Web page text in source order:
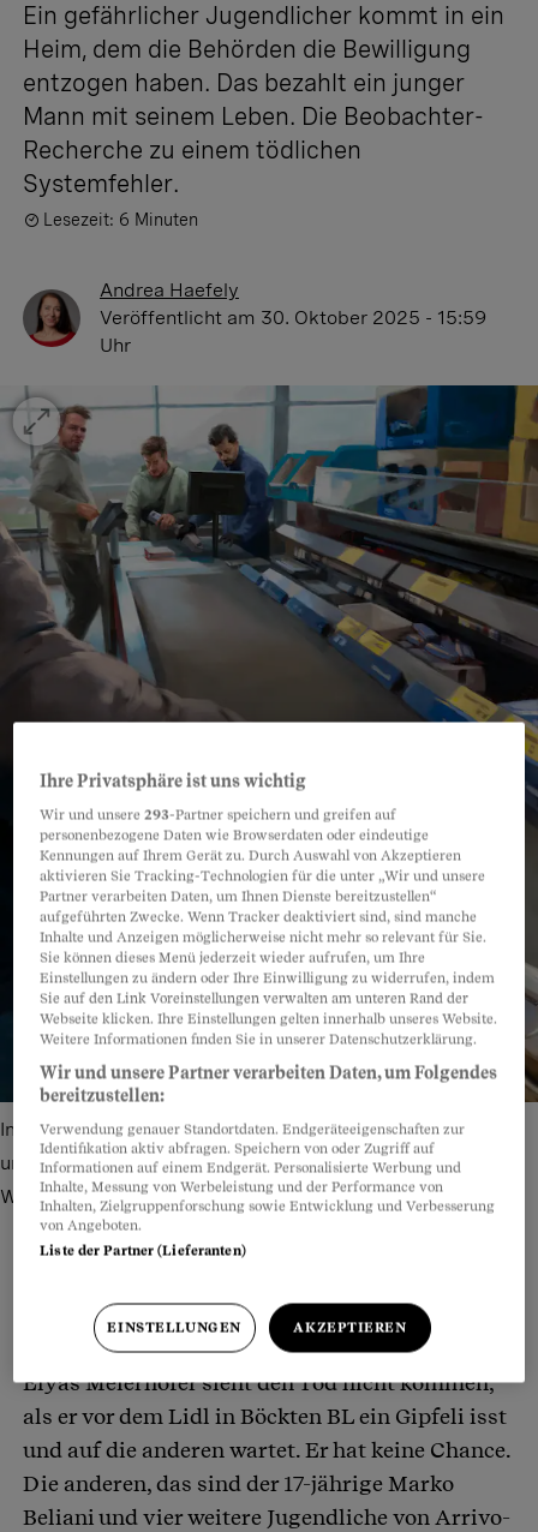
Ein gefährlicher Jugendlicher kommt in ein
Heim, dem die Behörden die Bewilligung
entzogen haben. Das bezahlt ein junger
Mann mit seinem Leben. Die Beobachter-
Recherche zu einem tödlichen
Systemfehler.
Lesezeit: 6 Minuten
Andrea Haefely
Veröffentlicht am 30. Oktober 2025 - 15:59
Uhr
Im Supermarkt versteckt Marko ein Set Küchenmesser
unter Süssigkeiten. Der Heimleiter bemerkt die gefährliche
Ware nicht und bezahlt. Bild: bunterhund
Merken Kommentare
Artikel teilen
Elyas Meierhofer sieht den Tod nicht kommen,
als er vor dem Lidl in Böckten BL ein Gipfeli isst
und auf die anderen wartet. Er hat keine Chance.
Die anderen, das sind der 17-jährige Marko
Beliani und vier weitere Jugendliche von Arrivo-
Ihre Privatsphäre ist uns wichtig
Wir und unsere293-Partner speichern und greifen auf
personenbezogene Daten wie Browserdaten oder eindeutige
Kennungen auf Ihrem Gerät zu. Durch Auswahl von Akzeptieren
aktivieren Sie Tracking-Technologien für die unter „Wir und unsere
Partner verarbeiten Daten, um Ihnen Dienste bereitzustellen“
aufgeführten Zwecke. Wenn Tracker deaktiviert sind, sind manche
Inhalte und Anzeigen möglicherweise nicht mehr so relevant für Sie.
Sie können dieses Menü jederzeit wieder aufrufen, um Ihre
Einstellungen zu ändern oder Ihre Einwilligung zu widerrufen, indem
Sie auf den Link Voreinstellungen verwalten am unteren Rand der
Webseite klicken. Ihre Einstellungen gelten innerhalb unseres Website.
Weitere Informationen finden Sie in unserer Datenschutzerklärung.
Wir und unsere Partner verarbeiten Daten, um Folgendes
bereitzustellen:
Verwendung genauer Standortdaten. Endgeräteeigenschaften zur
Identifikation aktiv abfragen. Speichern von oder Zugriff auf
Informationen auf einem Endgerät. Personalisierte Werbung und
Inhalte, Messung von Werbeleistung und der Performance von
Inhalten, Zielgruppenforschung sowie Entwicklung und Verbesserung
von Angeboten.
Liste der Partner (Lieferanten)
EINSTELLUNGEN AKZEPTIEREN